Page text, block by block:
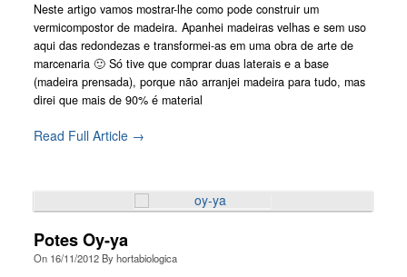
Neste artigo vamos mostrar-lhe como pode construir um
vermicompostor de madeira. Apanhei madeiras velhas e sem uso
aqui das redondezas e transformei-as em uma obra de arte de
marcenaria 🙂 Só tive que comprar duas laterais e a base
(madeira prensada), porque não arranjei madeira para tudo, mas
direi que mais de 90% é material
Read Full Article →
Potes Oy-ya
On 16/11/2012Byhortabiologica